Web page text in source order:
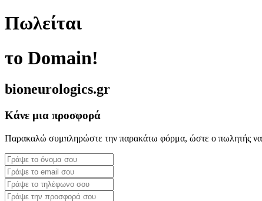
Πωλείται
το Domain!
bioneurologics.gr
Κάνε μια προσφορά
Παρακαλώ συμπληρώστε την παρακάτω φόρμα, ώστε ο πωλητής να